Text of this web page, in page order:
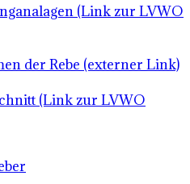
(Link zur LVWO
der Rebe (externer Link)
(Link zur LVWO